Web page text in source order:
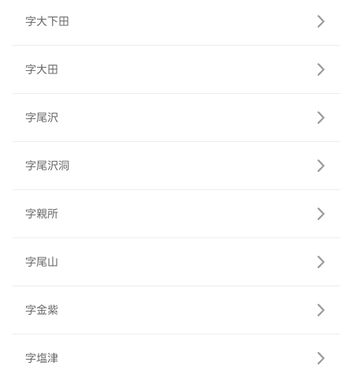
字大下田
字大田
字尾沢
字尾沢洞
字親所
字尾山
字金紫
字塩津